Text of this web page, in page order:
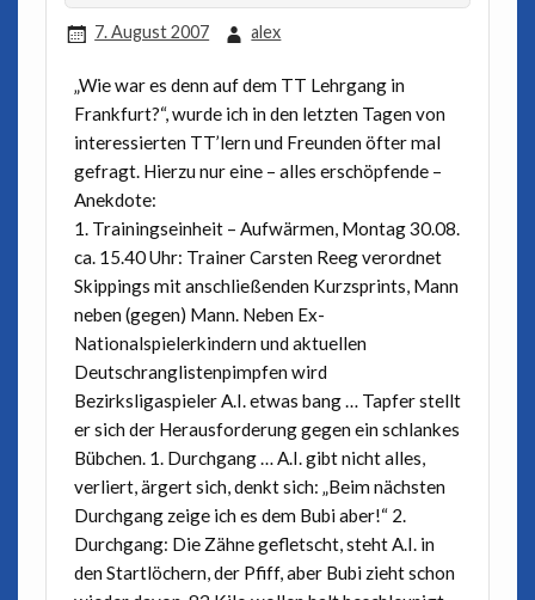
7. August 2007 alex
„Wie war es denn auf dem TT Lehrgang in
Frankfurt?“, wurde ich in den letzten Tagen von
interessierten TT’lern und Freunden öfter mal
gefragt. Hierzu nur eine – alles erschöpfende –
Anekdote:
1. Trainingseinheit – Aufwärmen, Montag 30.08.
ca. 15.40 Uhr: Trainer Carsten Reeg verordnet
Skippings mit anschließenden Kurzsprints, Mann
neben (gegen) Mann. Neben Ex-
Nationalspielerkindern und aktuellen
Deutschranglistenpimpfen wird
Bezirksligaspieler A.I. etwas bang … Tapfer stellt
er sich der Herausforderung gegen ein schlankes
Bübchen. 1. Durchgang … A.I. gibt nicht alles,
verliert, ärgert sich, denkt sich: „Beim nächsten
Durchgang zeige ich es dem Bubi aber!“ 2.
Durchgang: Die Zähne gefletscht, steht A.I. in
den Startlöchern, der Pfiff, aber Bubi zieht schon